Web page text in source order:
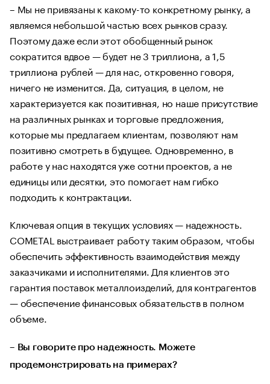
– Мы не привязаны к какому-то конкретному рынку, а
являемся небольшой частью всех рынков сразу.
Поэтому даже если этот обобщенный рынок
сократится вдвое — будет не 3 триллиона, а 1,5
триллиона рублей — для нас, откровенно говоря,
ничего не изменится. Да, ситуация, в целом, не
характеризуется как позитивная, но наше присутствие
на различных рынках и торговые предложения,
которые мы предлагаем клиентам, позволяют нам
позитивно смотреть в будущее. Одновременно, в
работе у нас находятся уже сотни проектов, а не
единицы или десятки, это помогает нам гибко
подходить к контрактации.
Ключевая опция в текущих условиях — надежность.
COMETAL выстраивает работу таким образом, чтобы
обеспечить эффективность взаимодействия между
заказчиками и исполнителями. Для клиентов это
гарантия поставок металлоизделий, для контрагентов
— обеспечение финансовых обязательств в полном
объеме.
– Вы говорите про надежность. Можете
продемонстрировать на примерах?